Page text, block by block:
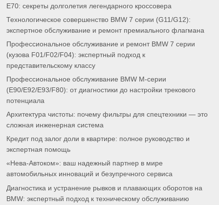
E70: секреты долголетия легендарного кроссовера
Технологическое совершенство BMW 7 серии (G11/G12):
экспертное обслуживание и ремонт премиального флагмана
Профессиональное обслуживание и ремонт BMW 7 серии
(кузова F01/F02/F04): экспертный подход к
представительскому классу
Профессиональное обслуживание BMW M-серии
(E90/E92/E93/F80): от диагностики до настройки трекового
потенциала
Архитектура чистоты: почему фильтры для спецтехники — это
сложная инженерная система
Кредит под залог доли в квартире: полное руководство и
экспертная помощь
«Нева-Автоком»: ваш надежный партнер в мире
автомобильных инноваций и безупречного сервиса
Диагностика и устранение рывков и плавающих оборотов на
BMW: экспертный подход к техническому обслуживанию